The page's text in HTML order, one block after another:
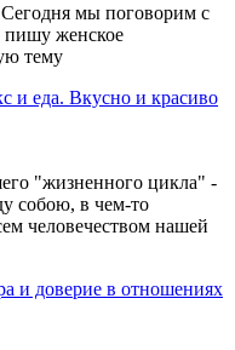
мы поговорим с
женское
тему
и еда. Вкусно и красиво
"жизненного цикла" -
собою, в чем-то
человечеством нашей
и доверие в отношениях